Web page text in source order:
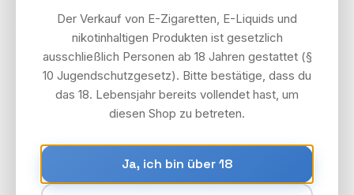
Bildergalerie überspringen
Der Verkauf von E-Zigaretten, E-Liquids und
nikotinhaltigen Produkten ist gesetzlich
ausschließlich Personen ab 18 Jahren gestattet (§
10 Jugendschutzgesetz). Bitte bestätige, dass du
das 18. Lebensjahr bereits vollendet hast, um
diesen Shop zu betreten.
Ja, ich bin über 18